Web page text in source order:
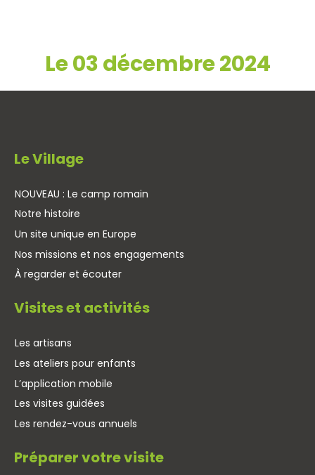
Le 03 décembre 2024
Le Village
NOUVEAU : Le camp romain
Notre histoire
Un site unique en Europe
Nos missions et nos engagements
À regarder et écouter
Visites et activités
Les artisans
Les ateliers pour enfants
L’application mobile
Les visites guidées
Les rendez-vous annuels
Préparer votre visite